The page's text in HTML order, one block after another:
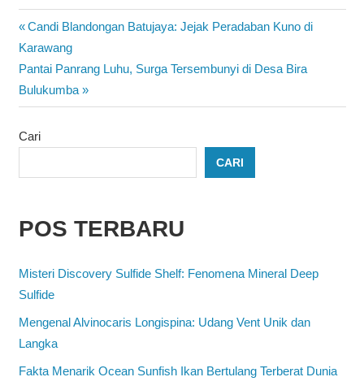
Navigasi
pos
Previous
Post:
Candi Blandongan Batujaya: Jejak Peradaban Kuno di
Karawang
Next
Post:
Pantai Panrang Luhu, Surga Tersembunyi di Desa Bira
Bulukumba
Cari
CARI
POS TERBARU
Misteri Discovery Sulfide Shelf: Fenomena Mineral Deep
Sulfide
Mengenal Alvinocaris Longispina: Udang Vent Unik dan
Langka
Fakta Menarik Ocean Sunfish Ikan Bertulang Terberat Dunia